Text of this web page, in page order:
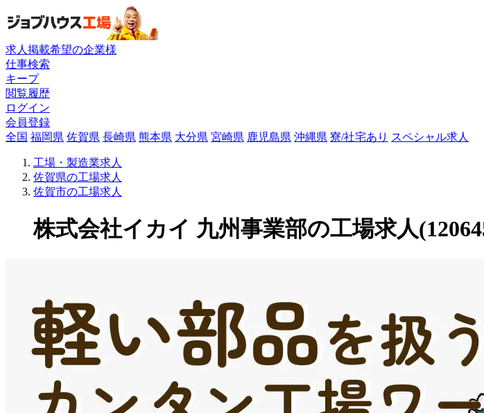
求人掲載希望の企業様
仕事検索
キープ
閲覧履歴
ログイン
会員登録
全国 福岡県 佐賀県 長崎県 熊本県 大分県 宮崎県 鹿児島県 沖縄県 寮/社宅あり スペシャル求人
工場・製造業求人
佐賀県の工場求人
佐賀市の工場求人
株式会社イカイ 九州事業部の工場求人